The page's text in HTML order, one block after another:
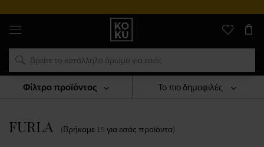
Αυθεντικά
αρώματα
και
ρολόγια
σε
μέρος
Μάρκες
FURLA
FURLA (Βρήκαμε 15 για εσάς προϊόντα)
Το πιο δημοφιλές
Φίλτρο προϊόντος